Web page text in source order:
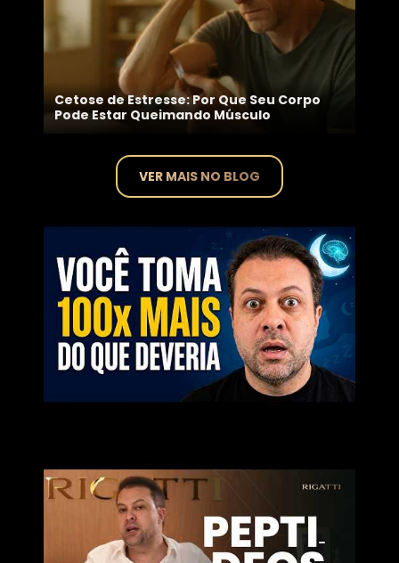
Cetose de Estresse: Por Que Seu Corpo
Pode Estar Queimando Músculo
VER MAIS NO BLOG